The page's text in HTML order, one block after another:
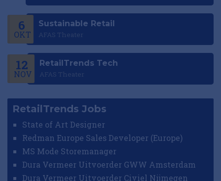
6
OKT
Sustainable Retail
AFAS Theater
12
NOV
RetailTrends Tech
AFAS Theater
RetailTrends Jobs
State of Art Designer
Redman Europe Sales Developer (Europe)
MS Mode Storemanager
Dura Vermeer Uitvoerder GWW Amsterdam
Dura Vermeer Uitvoerder Civiel Nijmegen